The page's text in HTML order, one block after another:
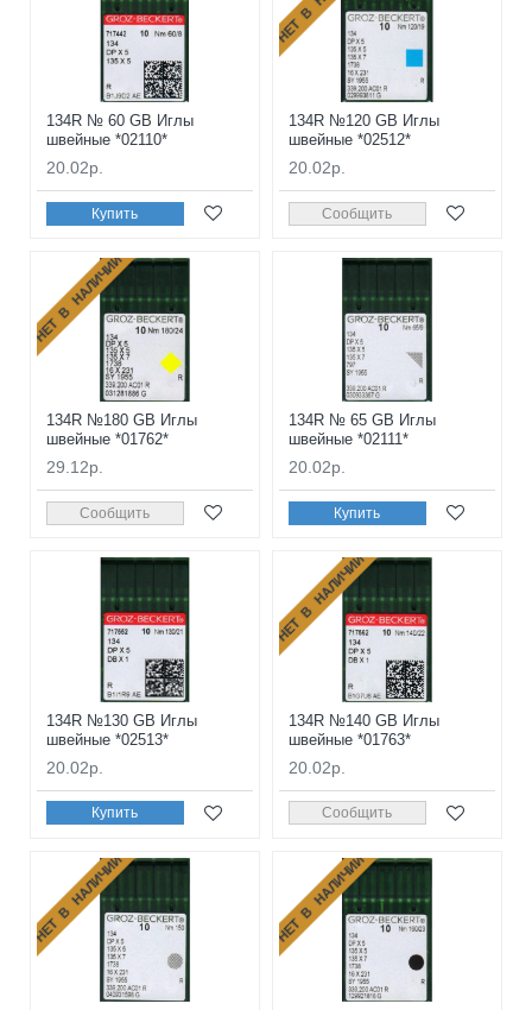
134R № 60 GB Иглы
швейные *02110*
20.02р.
Купить
134R №120 GB Иглы
швейные *02512*
20.02р.
Сообщить
НЕТ В НАЛИЧИИ
134R №180 GB Иглы
швейные *01762*
29.12р.
Сообщить
134R № 65 GB Иглы
швейные *02111*
20.02р.
Купить
134R №130 GB Иглы
швейные *02513*
20.02р.
Купить
НЕТ В НАЛИЧИИ
134R №140 GB Иглы
швейные *01763*
20.02р.
Сообщить
НЕТ В НАЛИЧИИ НЕТ В НАЛИЧИИ